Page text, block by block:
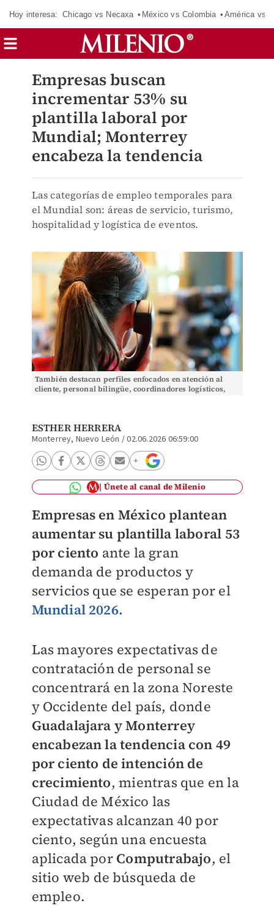
Hoy interesa: Chicago vs Necaxa México vs Colombia América vs
Empresas buscan
incrementar 53% su
plantilla laboral por
Mundial; Monterrey
encabeza la tendencia
Las categorías de empleo temporales para
el Mundial son: áreas de servicio, turismo,
hospitalidad y logística de eventos.
También destacan perfiles enfocados en atención al
cliente, personal bilingüe, coordinadores logísticos,
ESTHER HERRERA
Monterrey, Nuevo León /02.06.2026 06:59:00
Únete al canal de Milenio
Empresas en México plantean
aumentar su plantilla laboral 53
por ciento ante la gran
demanda de productos y
servicios que se esperan por el
Mundial 2026.
Las mayores expectativas de
contratación de personal se
concentrará en la zona Noreste
y Occidente del país, donde
Guadalajara y Monterrey
encabezan la tendencia con 49
por ciento de intención de
crecimiento, mientras que en la
Ciudad de México las
expectativas alcanzan 40 por
ciento, según una encuesta
aplicada por Computrabajo, el
sitio web de búsqueda de
empleo.